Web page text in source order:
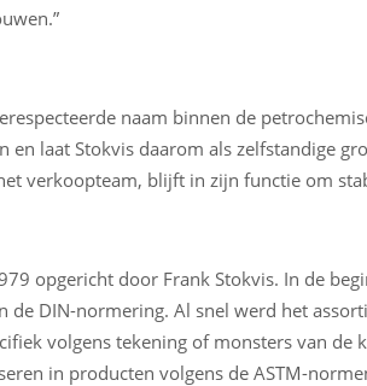
naam binnen de
en laat Stokvis daarom als zelfstandige
verkoopteam, blijft in zijn functie om
opgericht door Frank Stokvis. In de
DIN-normering. Al snel werd het
volgens tekening of monsters van
in producten volgens de ASTM-